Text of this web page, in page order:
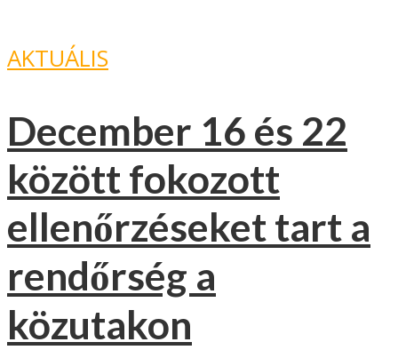
AKTUÁLIS
December 16 és 22
között fokozott
ellenőrzéseket tart a
rendőrség a
közutakon